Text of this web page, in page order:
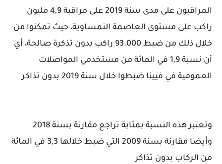
المراقبون على مدى سنة 2019 على مراقبة 4,9 مليون
راكب على مستوى العاصمة النمساوية، حيث تمكنوا من
خلال ذلك من ضبط 93.000 راكب بدون تذكرة صالحة، أي
أن نسبة 1,9 في المائة من مستخدمي المواصلات
العمومية في فيينا ضبطوا خلال سنة 2019 بدون تذاكر
وتعتبر هذه النسبة بمثابة تراجع مقارنة بسنة 2018
وأيضا مقارنة بسنة 2009 التي ضبط خلالها 3,3 في المائة
من الركاب بدون تذاكر